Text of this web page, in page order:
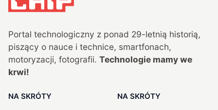
Portal technologiczny z ponad 29-letnią historią,
piszący o nauce i technice, smartfonach,
motoryzacji, fotografii. Technologie mamy we
krwi!
NA SKRÓTY NA SKRÓTY